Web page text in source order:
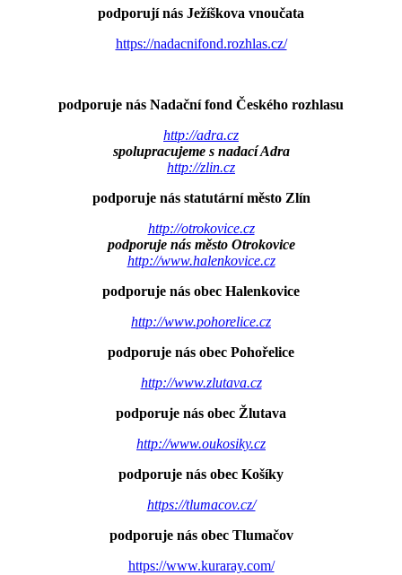
podporují nás Ježíškova vnoučata
https://nadacnifond.rozhlas.cz/
podporuje nás Nadační fond Českého rozhlasu
http://adra.cz
spolupracujeme s nadací Adra
http://zlin.cz
podporuje nás statutární město Zlín
http://otrokovice.cz
podporuje nás město Otrokovice
http://www.halenkovice.cz
podporuje nás obec Halenkovice
http://www.pohorelice.cz
podporuje nás obec Pohořelice
http://www.zlutava.cz
podporuje nás obec Žlutava
http://www.oukosiky.cz
podporuje nás obec Košíky
https://tlumacov.cz/
podporuje nás obec Tlumačov
https://www.kuraray.com/